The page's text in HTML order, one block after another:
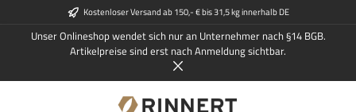
Zum Hauptinhalt springenKostenloser Versand ab 150,- € bis 31,5 kg innerhalb DE
Unser Onlineshop wendet sich nur an Unternehmer nach §14 BGB.
Artikelpreise sind erst nach Anmeldung sichtbar.